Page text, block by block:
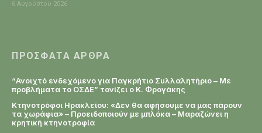
6 Αυγούστου 2026
ΠΡΌΣΦΑΤΑ ΆΡΘΡΑ
“Ανοιχτό ενδεχόμενο για Παγκρήτιο Συλλαλητήριο – Με
προβλήματα το ΟΣΔΕ” τονίζει ο Κ. Φρογάκης
Κτηνοτρόφοι Ηρακλείου: «Δεν θα αφήσουμε να μας πάρουν
τα χωράφια» – Προειδοποιούν με μπλόκα – Μαραζώνει η
κρητική κτηνοτροφία